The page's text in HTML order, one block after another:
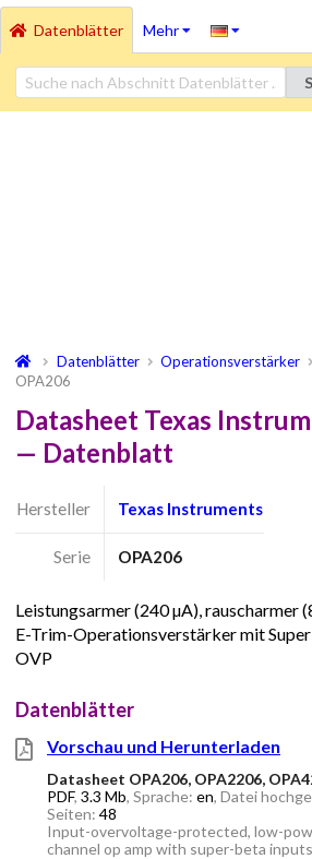
Datenblätter Mehr
Datenblätter Operationsverstärker
OPA206
Datasheet Texas
— Datenblatt
Hersteller Texas Instruments
Serie OPA206
Leistungsarmer (240 µA), rauscharmer
E-Trim-Operationsverstärker mit
OVP
Datenblätter
Vorschau und Herunterladen
Datasheet OPA206, OPA2206,
PDF, 3.3 Mb, Sprache: en, Datei
Seiten: 48
Input-overvoltage-protected, low-
channel op amp with super-beta inputs